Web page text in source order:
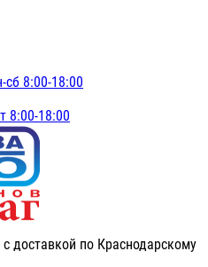
сб 8:00-18:00
8:00-18:00
доставкой по Краснодарскому